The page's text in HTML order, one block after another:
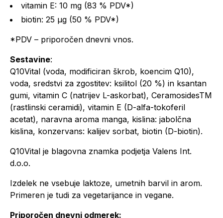
vitamin E: 10 mg (83 % PDV*)
biotin: 25 µg (50 % PDV*)
*PDV – priporočen dnevni vnos.
Sestavine:
Q10Vital (voda, modificiran škrob, koencim Q10),
voda, sredstvi za zgostitev: ksilitol (20 %) in ksantan
gumi, vitamin C (natrijev L-askorbat), CeramosidesTM
(rastlinski ceramidi), vitamin E (D-alfa-tokoferil
acetat), naravna aroma manga, kislina: jabolčna
kislina, konzervans: kalijev sorbat, biotin (D-biotin).
Q10Vital je blagovna znamka podjetja Valens Int.
d.o.o.
Izdelek ne vsebuje laktoze, umetnih barvil in arom.
Primeren je tudi za vegetarijance in vegane.
Priporočen dnevni odmerek: